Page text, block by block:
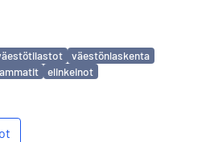
väestönlaskenta
ammatit elinkeinot